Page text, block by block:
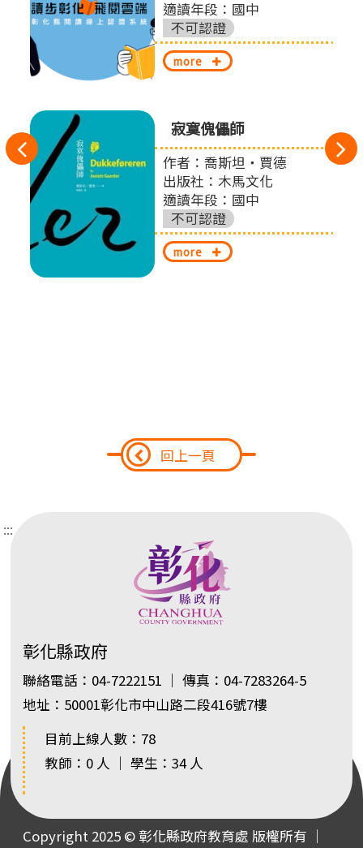
往
左
切
換
適讀年段：國中
不可認證
more
寂寞傀儡師
作者：喬斯坦‧賈德
出版社：木馬文化
適讀年段：國中
不可認證
more
回上一頁
:::
彰化縣政府
聯絡電話：04-7222151 ｜ 傳真：04-7283264-5
地址：50001彰化市中山路二段416號7樓
目前上線人數：78
教師：0 人 ｜ 學生：34 人
Copyright 2025 © 彰化縣政府教育處 版權所有 ｜